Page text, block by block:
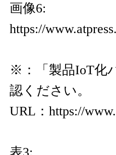
画像6:
https://
※：「製品IoT化
認ください。
URL： https://